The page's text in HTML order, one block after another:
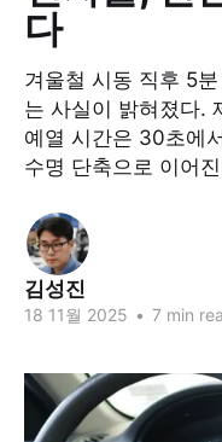
다
겨울철 시동 직후 5
는 사실이 밝혀졌다.
예열 시간은 30초에
수명 단축으로 이어
김성진
18 11월 2025 • 7 min